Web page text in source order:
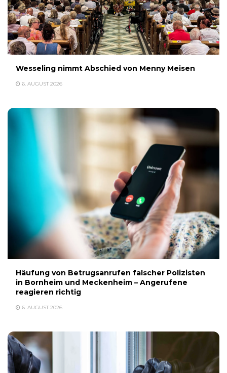
Wesseling nimmt Abschied von Menny Meisen
6. AUGUST 2026
Häufung von Betrugsanrufen falscher Polizisten
in Bornheim und Meckenheim – Angerufene
reagieren richtig
6. AUGUST 2026